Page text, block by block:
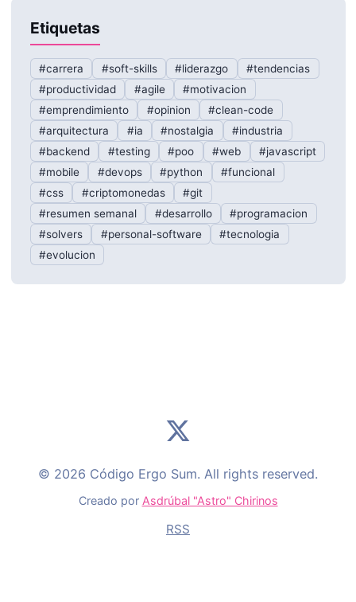
Etiquetas
#carrera #soft-skills #liderazgo
#tendencias
#productividad
#agile
#motivacion
#emprendimiento
#opinion
#clean-code
#arquitectura
#ia #nostalgia
#industria
#backend
#testing #poo #web
#javascript
#mobile
#devops #python
#funcional
#css
#criptomonedas
#git
#resumen semanal
#desarrollo
#programacion
#solvers
#personal-software
#tecnologia
#evolucion
© 2026 Código Ergo Sum. All rights reserved.
Creado por Asdrúbal "Astro" Chirinos
RSS